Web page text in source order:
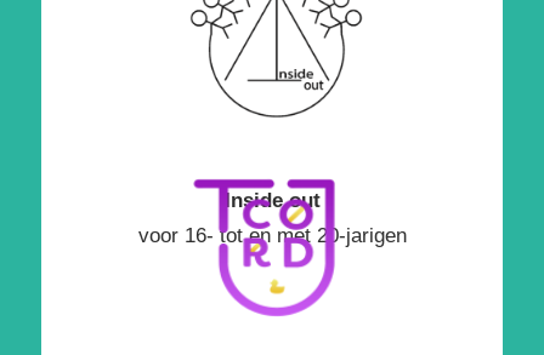
Inside out
voor 16- tot en met 20-jarigen